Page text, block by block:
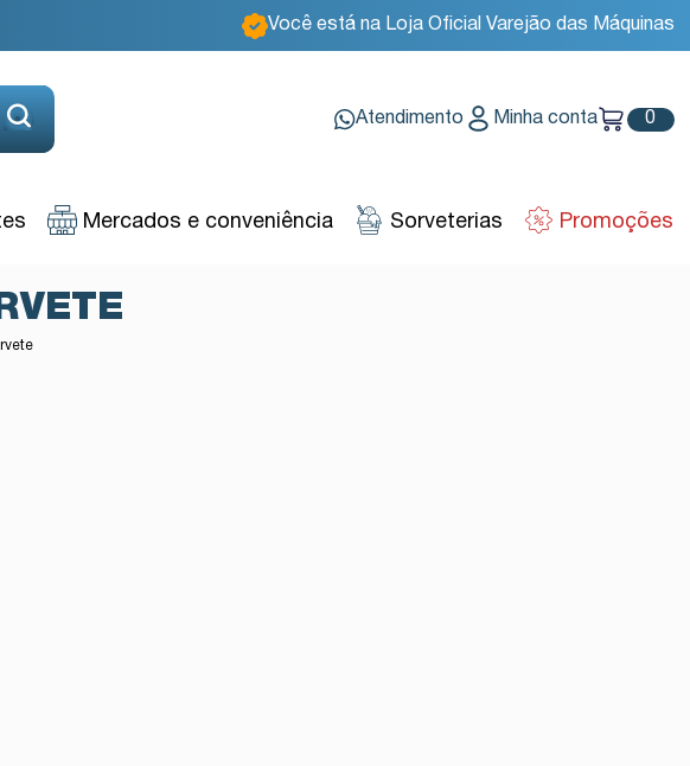
Você está na Loja Oficial Varejão das Máquinas
Atendimento Minha conta 0
Mercados e conveniência Sorveterias Promoções